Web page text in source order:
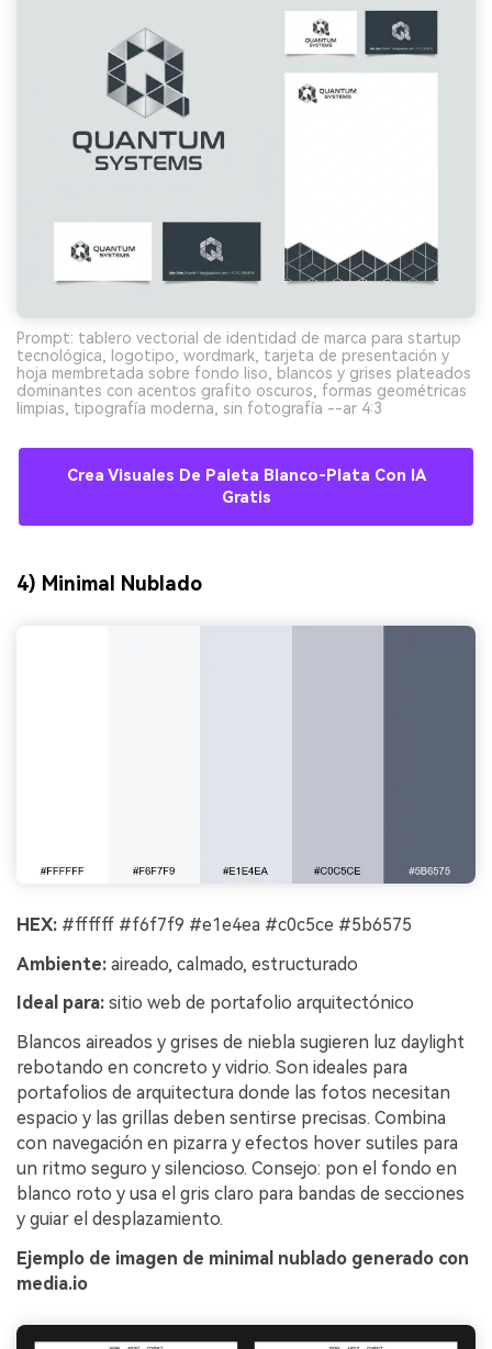
Prompt: tablero vectorial de identidad de marca para startup
tecnológica, logotipo, wordmark, tarjeta de presentación y
hoja membretada sobre fondo liso, blancos y grises plateados
dominantes con acentos grafito oscuros, formas geométricas
limpias, tipografía moderna, sin fotografía --ar 4:3
Crea Visuales De Paleta Blanco-Plata Con IA
Gratis
4) Minimal Nublado
HEX: #ffffff #f6f7f9 #e1e4ea #c0c5ce #5b6575
Ambiente: aireado, calmado, estructurado
Ideal para: sitio web de portafolio arquitectónico
Blancos aireados y grises de niebla sugieren luz daylight
rebotando en concreto y vidrio. Son ideales para
portafolios de arquitectura donde las fotos necesitan
espacio y las grillas deben sentirse precisas. Combina
con navegación en pizarra y efectos hover sutiles para
un ritmo seguro y silencioso. Consejo: pon el fondo en
blanco roto y usa el gris claro para bandas de secciones
y guiar el desplazamiento.
Ejemplo de imagen de minimal nublado generado con
media.io